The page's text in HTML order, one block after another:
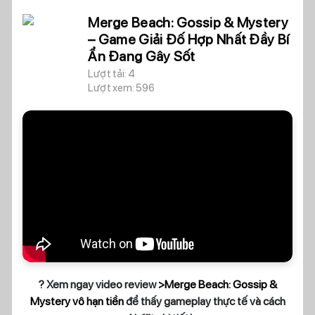
Merge Beach: Gossip & Mystery
– Game Giải Đố Hợp Nhất Đầy Bí
Ẩn Đang Gây Sốt
Lượt tải: 4
Lượt xem: 596
? Xem ngay video review>Merge Beach: Gossip &
Mystery vô hạn tiềnđể thấy gameplay thực tế và cách